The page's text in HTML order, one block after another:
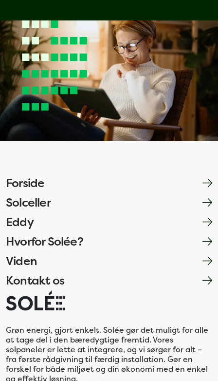
Grøn energi, gjort enkelt. Solée gør det muligt for alle
at tage del i den bæredygtige fremtid. Vores
solpaneler er lette at integrere, og vi sørger for alt –
fra første rådgivning til færdig installation. Gør en
forskel for både miljøet og din økonomi med en enkel
og effektiv løsning.
Forside
Solceller
Eddy
Hvorfor Solée?
Viden
Kontakt os